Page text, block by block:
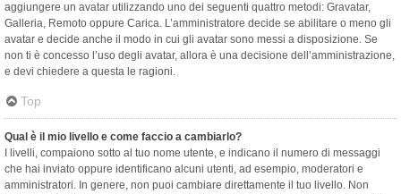
aggiungere un avatar utilizzando uno dei seguenti quattro metodi: Gravatar,
Galleria, Remoto oppure Carica. L’amministratore decide se abilitare o meno gli
avatar e decide anche il modo in cui gli avatar sono messi a disposizione. Se
non ti è concesso l’uso degli avatar, allora è una decisione dell’amministrazione,
e devi chiedere a questa le ragioni.
Top
Qual è il mio livello e come faccio a cambiarlo?
I livelli, compaiono sotto al tuo nome utente, e indicano il numero di messaggi
che hai inviato oppure identificano alcuni utenti, ad esempio, moderatori e
amministratori. In genere, non puoi cambiare direttamente il tuo livello. Non